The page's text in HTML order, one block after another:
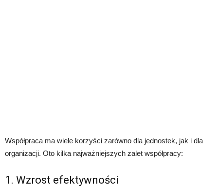
Współpraca ma wiele korzyści zarówno dla jednostek, jak i dla
organizacji. Oto kilka najważniejszych zalet współpracy:
1. Wzrost efektywności